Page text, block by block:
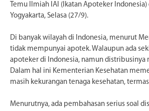
Temu Ilmiah IAI (Ikatan Apoteker
Yogyakarta, Selasa (27/9).
Di banyak wilayah di Indonesia, menurut
tidak mempunyai apotek. Walaupun ada
apoteker di Indonesia, namun distribusinya
Dalam hal ini Kementerian Kesehatan
masih kekurangan tenaga kesehatan,
Menurutnya, ada pembahasan serius soal